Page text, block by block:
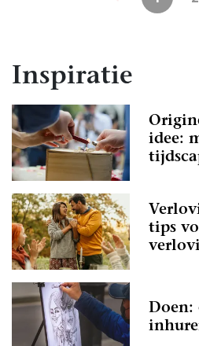
Inspiratie
idee:
tips
Doen: